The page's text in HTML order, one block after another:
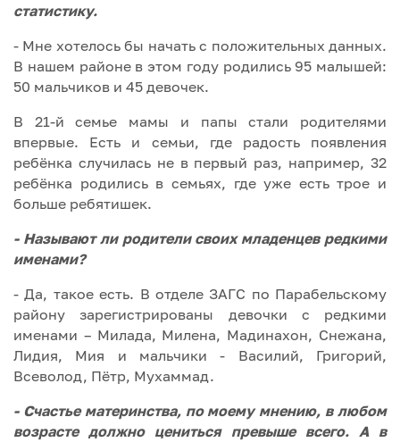
статистику.
- Мне хотелось бы начать с положительных данных.
В нашем районе в этом году родились 95 малышей:
50 мальчиков и 45 девочек.
В 21-й семье мамы и папы стали родителями
впервые. Есть и семьи, где радость появления
ребёнка случилась не в первый раз, например, 32
ребёнка родились в семьях, где уже есть трое и
больше ребятишек.
- Называют ли родители своих младенцев редкими
именами?
- Да, такое есть. В отделе ЗАГС по Парабельскому
району зарегистрированы девочки с редкими
именами – Милада, Милена, Мадинахон, Снежана,
Лидия, Мия и мальчики - Василий, Григорий,
Всеволод, Пётр, Мухаммад.
- Счастье материнства, по моему мнению, в любом
возрасте должно цениться превыше всего. А в